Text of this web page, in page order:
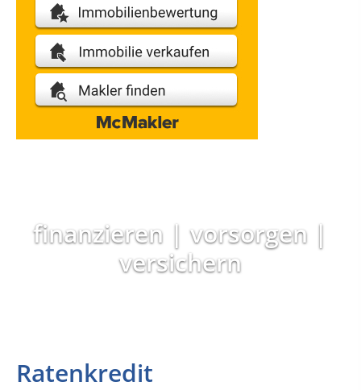
finanzieren | vorsorgen |
versichern
Ratenkredit
Datenschutzerklärung